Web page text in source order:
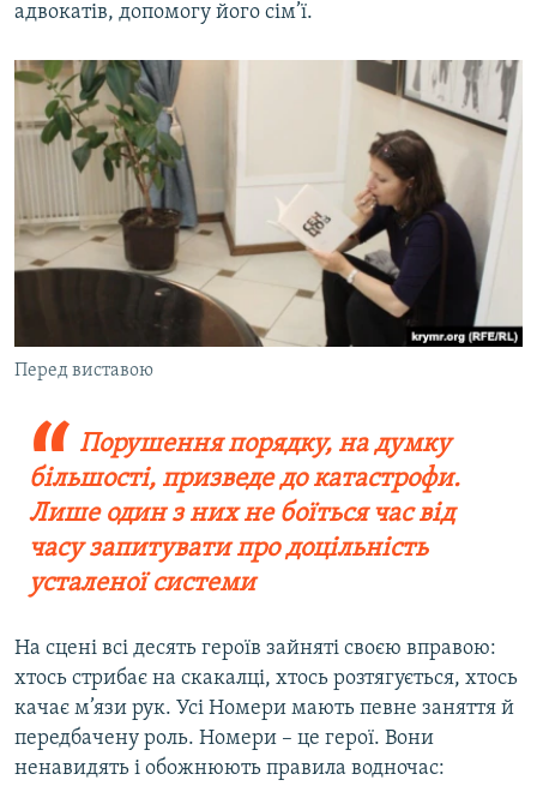
адвокатів, допомогу його сім’ї.
Перед виставою
Порушення порядку, на думку
більшості, призведе до катастрофи.
Лише один з них не боїться час від
часу запитувати про доцільність
усталеної системи
На сцені всі десять героїв зайняті своєю вправою:
хтось стрибає на скакалці, хтось розтягується, хтось
качає м’язи рук. Усі Номери мають певне заняття й
передбачену роль. Номери – це герої. Вони
ненавидять і обожнюють правила водночас: